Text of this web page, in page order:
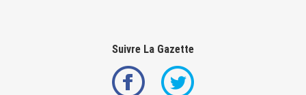
Suivre La Gazette